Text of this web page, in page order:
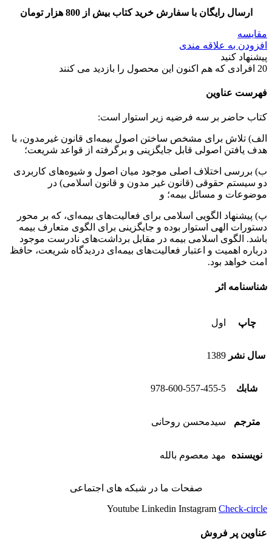
ارسال رایگان با سفارش خرید کتاب بیش از 800 هزار تومان
مقایسه
افزودن به علاقه مندی
پیشنهاد کنید
20 افرادی که هم اکنون این محصول را بازدید می کنند
فهرست عناوین
کتاب حاضر بر سه فرضیه زیر استوار است:
الف) تلاش برای مشخص ساختن اصول بیمه‌ای قانون غیرمدون، با
هدف یافتن اصولی قابل جایگزینی و برگرفته از قواعد شریعت؛
ب) بررسی اختلاف اصلی موجود میان اصول و شیوه‌های کاربردی
دو سیستم حقوقی (قانون غیر مدون و قانون اسلامی) در
موضوعات و مسائل بیمه؛ و
پ) پیشنهاد الگویی اسلامی برای فعالیت‌های بیمه‌ای، که بر محور
دستورات الهی استوار بوده و جایگزینی برای الگوی متعارف بیمه
باشد. الگوی اسلامی بیمه در مقابل برداشت‌های نادرست موجود
درباره اهمیت و اعتبار فعالیت‌های بیمه‌ای دردیدگاه شریعت، حافظ
امت خواهد بود.
شناسنامه اثر
چاپ اول
سال نشر 1389
شابك 978-600-557-455-5
مترجم سیدمحسن روحانی
نویسنده مهد معصوم بالله
صفحات ما در شبکه های اجتماعی
Youtube Linkedin Instagram Check-circle
عناوین پر فروش